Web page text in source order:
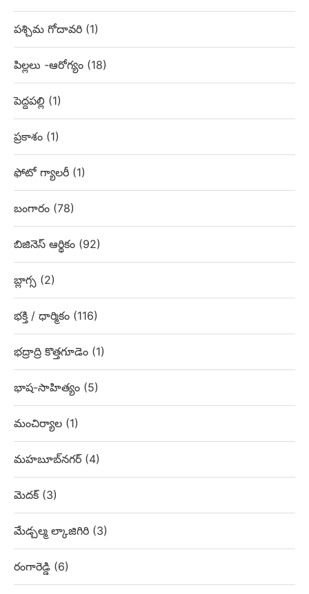
పశ్చిమ గోదావరి (1)
పిల్లలు -ఆరోగ్యం (18)
పెద్దపల్లి (1)
ప్రకాశం (1)
ఫోటో గ్యాలరీ (1)
బంగారం (78)
బిజినెస్ ఆర్థికం (92)
బ్లాగ్స (2)
భక్తి / ధార్మికం (116)
భద్రాద్రి కొత్తగూడెం (1)
భాష-సాహిత్యం (5)
మంచిర్యాల (1)
మహబూబ్‌నగర్ (4)
మెదక్ (3)
మేడ్చల్మ ల్కాజిగిరి (3)
రంగారెడ్డి (6)